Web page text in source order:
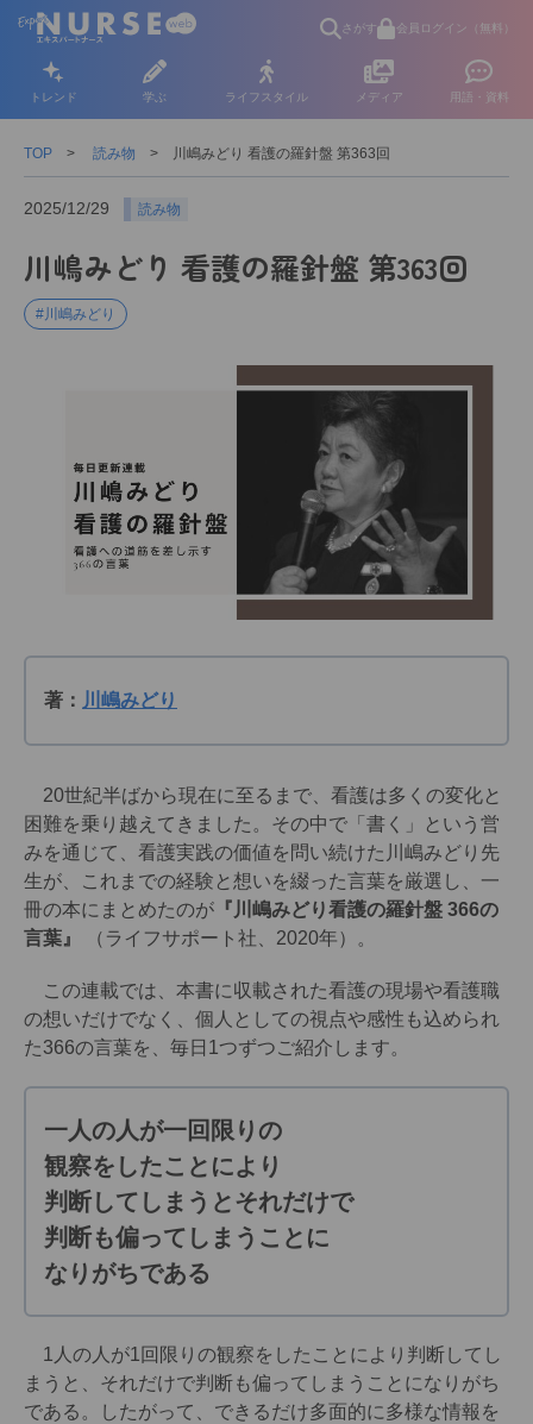
さがす 会員ログイン（無料）
トレンド 学ぶ ライフスタイル メディア 用語・資料
TOP 読み物 川嶋みどり 看護の羅針盤 第363回
2025/12/29 読み物
川嶋みどり 看護の羅針盤 第363回
#川嶋みどり
著： 川嶋みどり
20世紀半ばから現在に至るまで、看護は多くの変化と
困難を乗り越えてきました。その中で「書く」という営
みを通じて、看護実践の価値を問い続けた川嶋みどり先
生が、これまでの経験と想いを綴った言葉を厳選し、一
冊の本にまとめたのが 『川嶋みどり看護の羅針盤 366の
言葉』
（ライフサポート社、2020年）。
この連載では、本書に収載された看護の現場や看護職
の想いだけでなく、個人としての視点や感性も込められ
た366の言葉を、毎日1つずつご紹介します。
一人の人が一回限りの
観察をしたことにより
判断してしまうとそれだけで
判断も偏ってしまうことに
なりがちである
1人の人が1回限りの観察をしたことにより判断してし
まうと、それだけで判断も偏ってしまうことになりがち
である。したがって、できるだけ多面的に多様な情報を